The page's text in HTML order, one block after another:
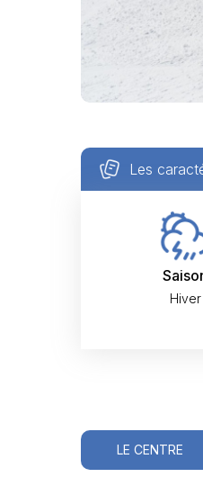
Les
Hiver
LE CENTRE